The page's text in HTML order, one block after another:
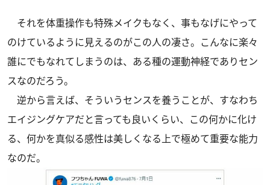
それを体重操作も特殊メイクもなく、事もなげにやって
のけているように見えるのがこの人の凄さ。こんなに楽々
誰にでもなれてしまうのは、ある種の運動神経でありセン
スなのだろう。
逆から言えば、そういうセンスを養うことが、すなわち
エイジングケアだと言っても良いくらい、この何かに化け
る、何かを真似る感性は美しくなる上で極めて重要な能力
なのだ。